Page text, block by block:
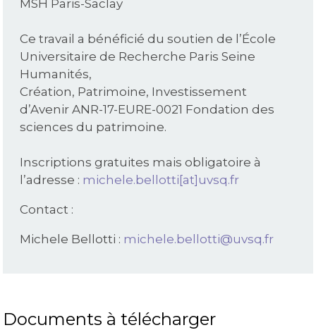
MSH Paris-Saclay
Ce travail a bénéficié du soutien de l’École
Universitaire de Recherche Paris Seine
Humanités,
Création, Patrimoine, Investissement
d’Avenir ANR-17-EURE-0021 Fondation des
sciences du patrimoine.
Inscriptions gratuites mais obligatoire à
l’adresse : michele.bellotti[at]uvsq.fr
Contact :
Michele Bellotti : michele.bellotti@uvsq.fr
Documents à télécharger